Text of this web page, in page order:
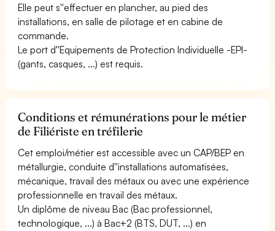
Elle peut s''effectuer en plancher, au pied des
installations, en salle de pilotage et en cabine de
commande.
Le port d''Equipements de Protection Individuelle -EPI-
(gants, casques, ...) est requis.
Conditions et rémunérations pour le métier
de Filiériste en tréfilerie
Cet emploi/métier est accessible avec un CAP/BEP en
métallurgie, conduite d''installations automatisées,
mécanique, travail des métaux ou avec une expérience
professionnelle en travail des métaux.
Un diplôme de niveau Bac (Bac professionnel,
technologique, ...) à Bac+2 (BTS, DUT, ...) en